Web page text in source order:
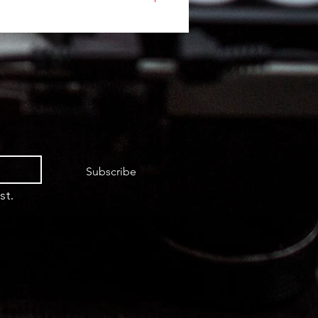
Subscribe